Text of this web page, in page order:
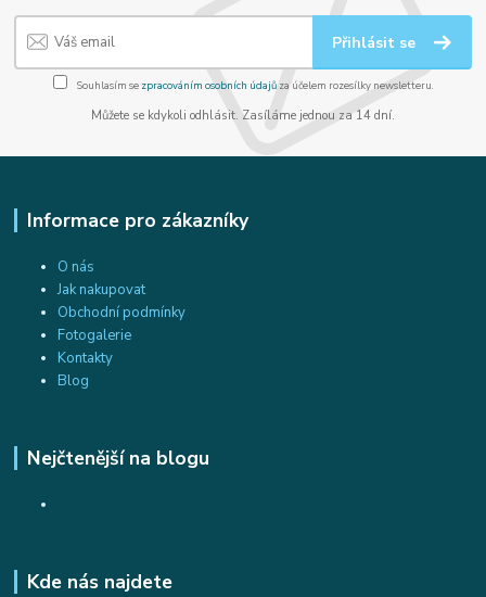
Přihlásit se
Souhlasím se zpracováním osobních údajůza účelem rozesílky newsletteru.
Můžete se kdykoli odhlásit. Zasíláme jednou za 14 dní.
Informace pro zákazníky
O nás
Jak nakupovat
Obchodní podmínky
Fotogalerie
Kontakty
Blog
Nejčtenější na blogu
Kde nás najdete